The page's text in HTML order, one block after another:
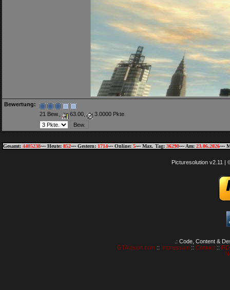
Bewertung:
21 Bew.,
63.00, 3.0000 Pkte.
Gesamt: 4405238~~ Heute: 852~~ Gestern: 1714~~ Online: 5~~ Max. Tag: 36290~~ Am: 23.06.2026~~
Picturesolution v2.11 |
.: Code, Content &
GTAvision.com:: Impressum:: Contact::